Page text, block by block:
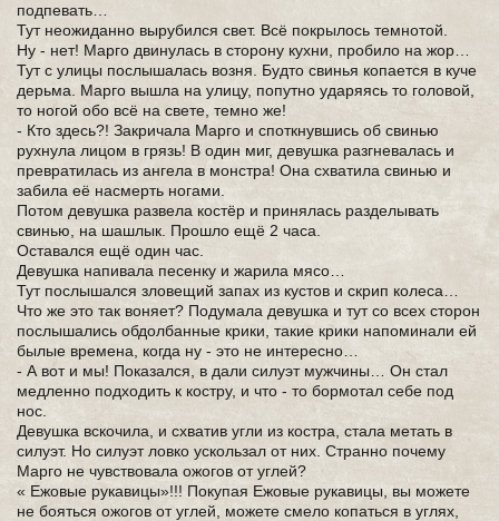
подпевать…
Тут неожиданно вырубился свет. Всё покрылось темнотой.
Ну - нет! Марго двинулась в сторону кухни, пробило на жор…
Тут с улицы послышалась возня. Будто свинья копается в куче
дерьма. Марго вышла на улицу, попутно ударяясь то головой,
то ногой обо всё на свете, темно же!
- Кто здесь?! Закричала Марго и споткнувшись об свинью
рухнула лицом в грязь! В один миг, девушка разгневалась и
превратилась из ангела в монстра! Она схватила свинью и
забила её насмерть ногами.
Потом девушка развела костёр и принялась разделывать
свинью, на шашлык. Прошло ещё 2 часа.
Оставался ещё один час.
Девушка напивала песенку и жарила мясо…
Тут послышался зловещий запах из кустов и скрип колеса…
Что же это так воняет? Подумала девушка и тут со всех сторон
послышались обдолбанные крики, такие крики напоминали ей
былые времена, когда ну - это не интересно…
- А вот и мы! Показался, в дали силуэт мужчины… Он стал
медленно подходить к костру, и что - то бормотал себе под
нос.
Девушка вскочила, и схватив угли из костра, стала метать в
силуэт. Но силуэт ловко ускользал от них. Странно почему
Марго не чувствовала ожогов от углей?
« Ежовые рукавицы»!!! Покупая Ежовые рукавицы, вы можете
не бояться ожогов от углей, можете смело копаться в углях,